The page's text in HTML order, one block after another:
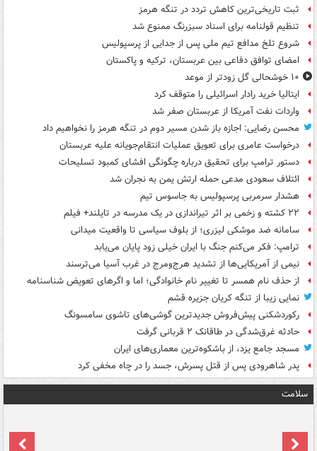
ثبت تاریخی‌ترین کاهش تردد در تنگه هرمز
تنظیم قولنامه برای اسناد سبزرنگ ممنوع شد
شروع تلخ مدافع تیم ملی پس از جدایی از پرسپولیس
امضای توافق دفاعی بین عربستان، ترکیه و پاکستان
۱۰ خوشحالی گل زودتر از موعد
ایتالیا خرید رادار اسرائیلی را متوقف کرد
واردات نفت آمریکا از عربستان صفر شد
محسن رضایی: اجازه باز شدن مسیر دوم در تنگه هرمز را نخواهیم داد
درخواست عامری برای تعویق عملیات انتقام‌جویانه علیه عربستان
دستور ترامپ برای تحقیق درباره چگونگی افشای کمبود تسلیحات
ائتلاف سعودی مدعی حمله ارتش یمن به نجران شد
هشدار سرمربی پرسپولیس به جاسوس تیم
۲۲ کشته و زخمی بر اثر تیراندازی در یک مدرسه در تایلند+ فیلم
سامانه ضد موشکی لیزری؛ از بلوف سیاسی تا واقعیت میدانی
ترامپ: فکر می‌کنم جنگ با ایران خیلی زود پایان می‌یابد
نیمی از آمریکایی‌ها از تشدید هرج‌ومرج در غرب آسیا می‌ترسند
از حذف نام همسر تا تغییر نام خانوادگی؛ اما و اگرهای تعویض شناسنامه
نمایی زیبا از تنگه کریان جزیره قشم
رکوردشکنی پیش‌فروش جدیدترین گوشی‌های تاشوی سامسونگ
حادثه غرق‌شدگی در طاقانک ۲ قربانی گرفت
مسجد جامع یزد، از باشکوه‌ترین معماری‌های ایران
پدر شاهرودی پس از قتل پسرش، جسد را در چاه مخفی کرد
سلامت